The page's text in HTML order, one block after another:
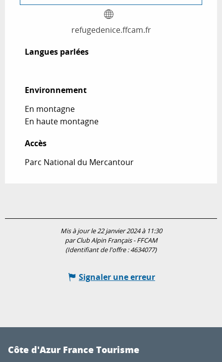
refugedenice.ffcam.fr
Langues parlées
Langues parlées
Environnement
Environnement
En montagne
En haute montagne
Accès
Accès
Parc National du Mercantour
Mis à jour le 22 janvier 2024 à 11:30
par Club Alpin Français - FFCAM
(Identifiant de l'offre :4634077)
Signaler une erreur
Côte d'Azur France Tourisme